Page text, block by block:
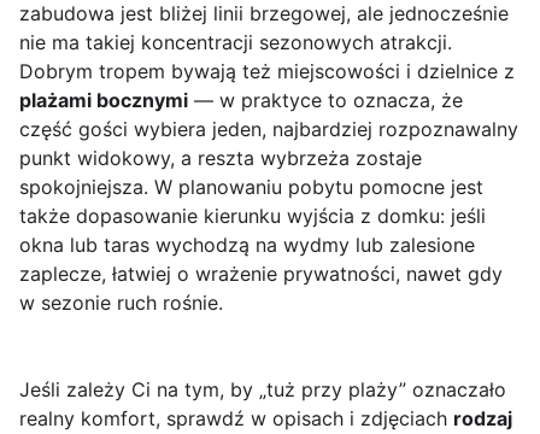
zabudowa jest bliżej linii brzegowej, ale jednocześnie
nie ma takiej koncentracji sezonowych atrakcji.
Dobrym tropem bywają też miejscowości i dzielnice z
plażami bocznymi — w praktyce to oznacza, że
część gości wybiera jeden, najbardziej rozpoznawalny
punkt widokowy, a reszta wybrzeża zostaje
spokojniejsza. W planowaniu pobytu pomocne jest
także dopasowanie kierunku wyjścia z domku: jeśli
okna lub taras wychodzą na wydmy lub zalesione
zaplecze, łatwiej o wrażenie prywatności, nawet gdy
w sezonie ruch rośnie.
Jeśli zależy Ci na tym, by „tuż przy plaży” oznaczało
realny komfort, sprawdź w opisach i zdjęciach rodzaj